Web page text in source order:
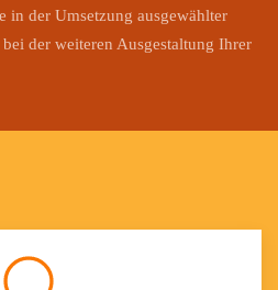
in der Umsetzung ausgewählter
der weiteren Ausgestaltung Ihrer